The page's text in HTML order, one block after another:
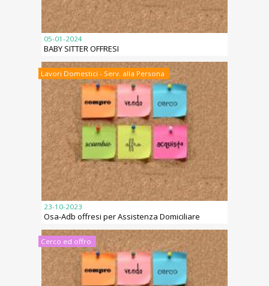
05-01-2024
BABY SITTER OFFRESI
Lavori Domestici - Serv. alla Persona
23-10-2023
Osa-Adb offresi per Assistenza Domiciliare
Cerco ed offro